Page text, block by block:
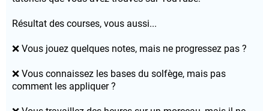
Résultat des courses, vous aussi...
❌ Vous jouez quelques notes, mais ne progressez pas ?
❌ Vous connaissez les bases du solfège, mais pas
comment les appliquer ?